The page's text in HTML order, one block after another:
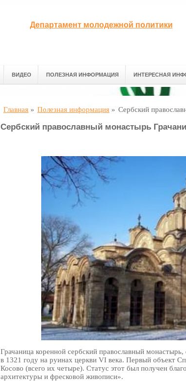
Департамент молодежной политики
ВИДЕО ПОЛЕЗНАЯ ИНФОРМАЦИЯ ИНТЕРЕСНАЯ
Главная » Полезная информация » Сербский
Сербский православный монастырь
Грачаница коренной сербский православный
в 1321 году на руинах церкви VI века. Первый объект
Косово (всего их четыре). Статус этот был получен
архитектуры и фресковой живописи».